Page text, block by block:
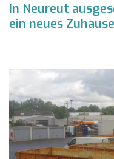
In Neureut
ein neues